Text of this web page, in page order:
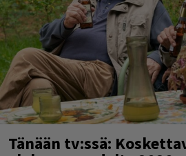
Tänään tv:ssä: